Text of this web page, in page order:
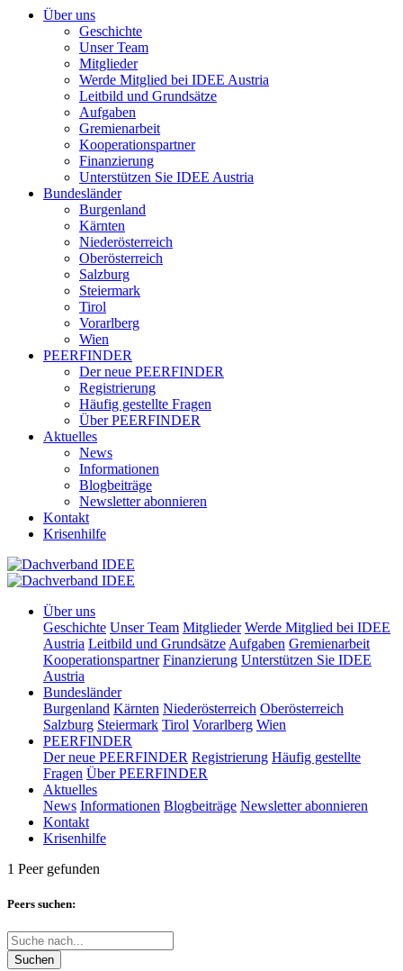
Über uns
Geschichte
Unser Team
Mitglieder
Werde Mitglied bei IDEE Austria
Leitbild und Grundsätze
Aufgaben
Gremienarbeit
Kooperationspartner
Finanzierung
Unterstützen Sie IDEE Austria
Bundesländer
Burgenland
Kärnten
Niederösterreich
Oberösterreich
Salzburg
Steiermark
Tirol
Vorarlberg
Wien
PEERFINDER
Der neue PEERFINDER
Registrierung
Häufig gestellte Fragen
Über PEERFINDER
Aktuelles
News
Informationen
Blogbeiträge
Newsletter abonnieren
Kontakt
Krisenhilfe
Über uns
Geschichte Unser Team Mitglieder Werde Mitglied bei IDEE
Austria Leitbild und Grundsätze Aufgaben Gremienarbeit
Kooperationspartner Finanzierung Unterstützen Sie IDEE
Austria
Bundesländer
Burgenland Kärnten Niederösterreich Oberösterreich
Salzburg Steiermark Tirol Vorarlberg Wien
PEERFINDER
Der neue PEERFINDER Registrierung Häufig gestellte
Fragen Über PEERFINDER
Aktuelles
News Informationen Blogbeiträge Newsletter abonnieren
Kontakt
Krisenhilfe
1 Peer gefunden
Peers suchen:
Suchen